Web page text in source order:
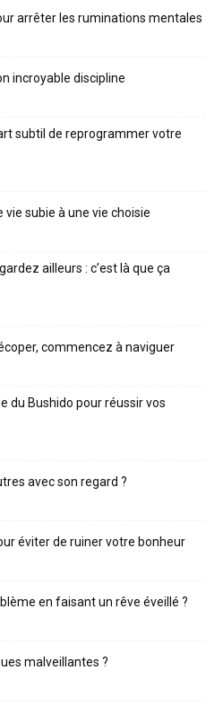
arrêter les ruminations mentales
incroyable discipline
subtil de reprogrammer votre
vie subie à une vie choisie
ailleurs : c’est là que ça
commencez à naviguer
du Bushido pour réussir vos
avec son regard ?
éviter de ruiner votre bonheur
en faisant un rêve éveillé ?
malveillantes ?